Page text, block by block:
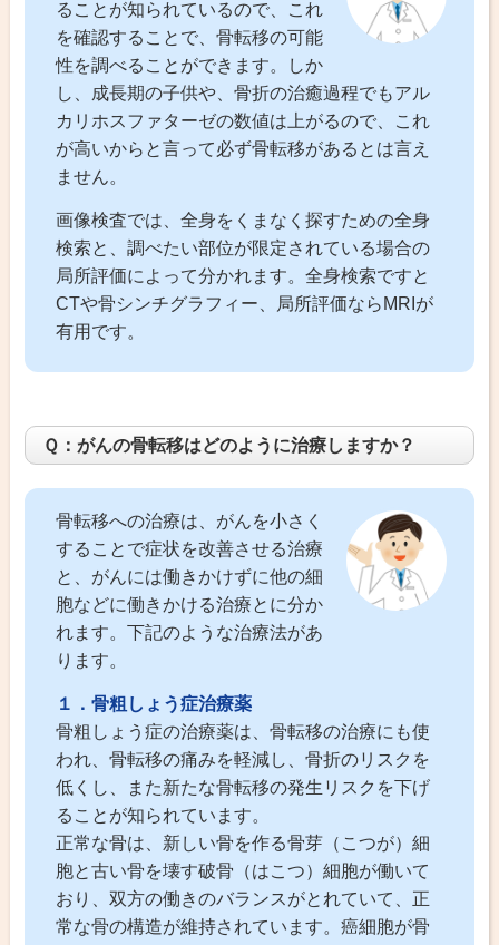
ることが知られているので、これ
を確認することで、骨転移の可能
性を調べることができます。しか
し、成長期の子供や、骨折の治癒過程でもアル
カリホスファターゼの数値は上がるので、これ
が高いからと言って必ず骨転移があるとは言え
ません。
画像検査では、全身をくまなく探すための全身
検索と、調べたい部位が限定されている場合の
局所評価によって分かれます。全身検索ですと
CTや骨シンチグラフィー、局所評価ならMRIが
有用です。
Ｑ：がんの骨転移はどのように治療しますか？
骨転移への治療は、がんを小さく
することで症状を改善させる治療
と、がんには働きかけずに他の細
胞などに働きかける治療とに分か
れます。下記のような治療法があ
ります。
１．骨粗しょう症治療薬
骨粗しょう症の治療薬は、骨転移の治療にも使
われ、骨転移の痛みを軽減し、骨折のリスクを
低くし、また新たな骨転移の発生リスクを下げ
ることが知られています。
正常な骨は、新しい骨を作る骨芽（こつが）細
胞と古い骨を壊す破骨（はこつ）細胞が働いて
おり、双方の働きのバランスがとれていて、正
常な骨の構造が維持されています。癌細胞が骨